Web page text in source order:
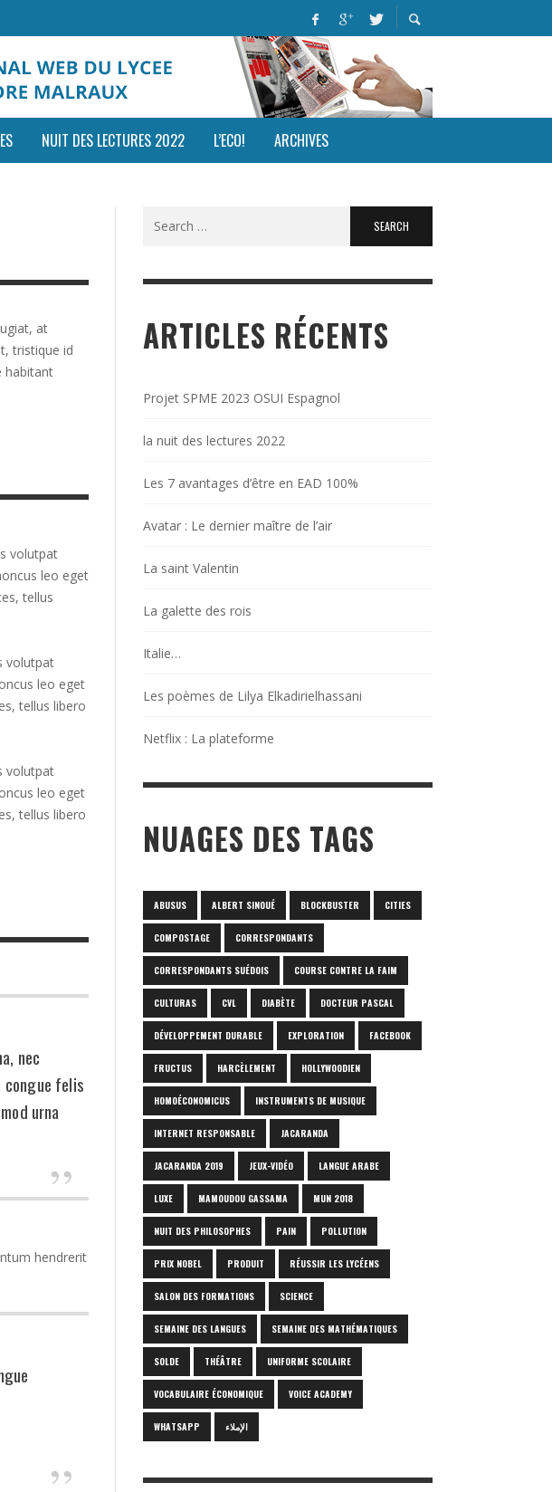
NUIT DES LECTURES 2022 L’ECO! ARCHIVES
at
tristique id
habitant
volutpat
leo eget
tellus
volutpat
leo eget
tellus libero
volutpat
leo eget
tellus libero
nec
congue felis
urna
hendrerit
ARTICLES RÉCENTS
Projet SPME 2023 OSUI Espagnol
la nuit des lectures 2022
Les 7 avantages d’être en EAD 100%
Avatar : Le dernier maître de l’air
La saint Valentin
La galette des rois
Italie…
Les poèmes de Lilya Elkadirielhassani
Netflix : La plateforme
NUAGES DES TAGS
ABUSUS ALBERT SINOUÉ BLOCKBUSTER CITIES
COMPOSTAGE CORRESPONDANTS
CORRESPONDANTS SUÉDOIS COURSE CONTRE LA FAIM
CULTURAS CVL DIABÈTE DOCTEUR PASCAL
DÉVELOPPEMENT DURABLE EXPLORATION FACEBOOK
FRUCTUS HARCÈLEMENT HOLLYWOODIEN
HOMOÉCONOMICUS INSTRUMENTS DE MUSIQUE
INTERNET RESPONSABLE JACARANDA
JACARANDA 2019 JEUX-VIDÉO LANGUE ARABE
LUXE MAMOUDOU GASSAMA MUN 2018
NUIT DES PHILOSOPHES PAIN POLLUTION
PRIX NOBEL PRODUIT RÉUSSIR LES LYCÉENS
SALON DES FORMATIONS SCIENCE
SEMAINE DES LANGUES SEMAINE DES MATHÉMATIQUES
SOLDE THÉÂTRE UNIFORME SCOLAIRE
VOCABULAIRE ÉCONOMIQUE VOICE ACADEMY
WHATSAPP الإملاء